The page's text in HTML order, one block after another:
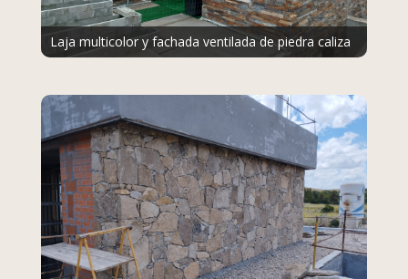
Laja multicolor y fachada ventilada de piedra caliza